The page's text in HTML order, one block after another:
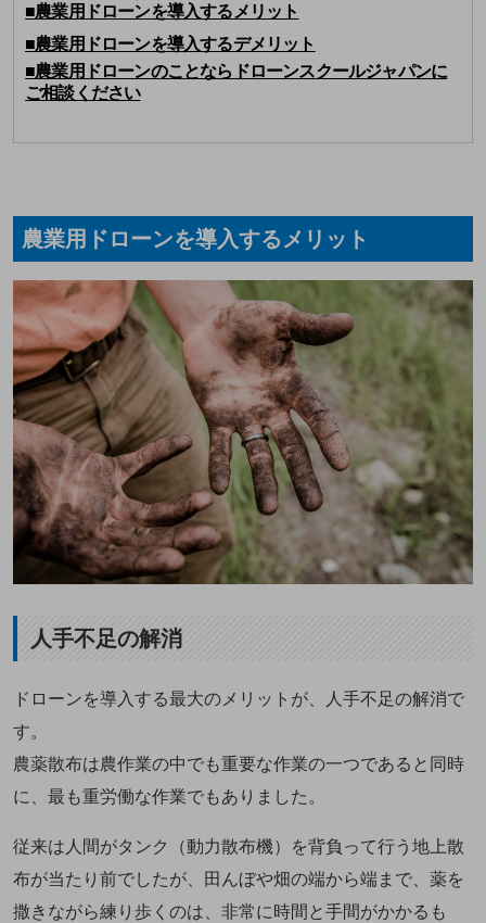
■農業用ドローンを導入するメリット
■農業用ドローンを導入するデメリット
■農業用ドローンのことならドローンスクールジャパンに
ご相談ください
農業用ドローンを導入するメリット
人手不足の解消
ドローンを導入する最大のメリットが、人手不足の解消で
す。
農薬散布は農作業の中でも重要な作業の一つであると同時
に、最も重労働な作業でもありました。
従来は人間がタンク（動力散布機）を背負って行う地上散
布が当たり前でしたが、田んぼや畑の端から端まで、薬を
撒きながら練り歩くのは、非常に時間と手間がかかるも